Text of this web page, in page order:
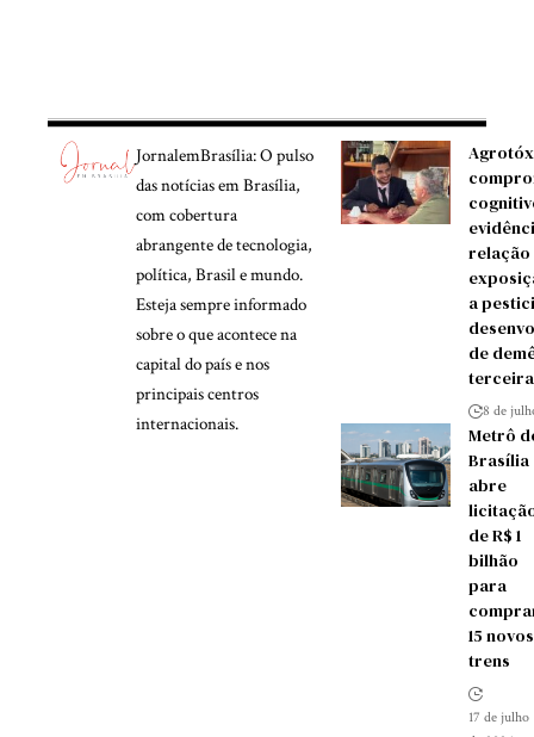
JornalemBrasília: O pulso
das notícias em Brasília,
com cobertura
abrangente de tecnologia,
política, Brasil e mundo.
Esteja sempre informado
sobre o que acontece na
capital do país e nos
principais centros
internacionais.
a
de
8 de
Metrô
Brasília
abre
de R$ 1
bilhão
para
15 novos
trens
17 de julho